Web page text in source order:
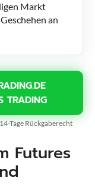
Markt
an
TRADING
Tage Rückgaberecht
Futures